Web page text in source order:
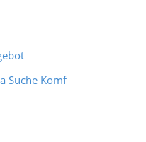
Suche Komf